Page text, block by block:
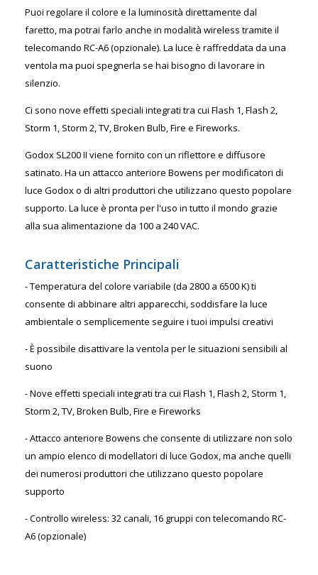
Puoi regolare il colore e la luminosità direttamente dal
faretto, ma potrai farlo anche in modalità wireless tramite il
telecomando RC-A6 (opzionale). La luce è raffreddata da una
ventola ma puoi spegnerla se hai bisogno di lavorare in
silenzio.
Ci sono nove effetti speciali integrati tra cui Flash 1, Flash 2,
Storm 1, Storm 2, TV, Broken Bulb, Fire e Fireworks.
Godox SL200 II viene fornito con un riflettore e diffusore
satinato. Ha un attacco anteriore Bowens per modificatori di
luce Godox o di altri produttori che utilizzano questo popolare
supporto. La luce è pronta per l'uso in tutto il mondo grazie
alla sua alimentazione da 100 a 240 VAC.
Caratteristiche Principali
- Temperatura del colore variabile (da 2800 a 6500 K) ti
consente di abbinare altri apparecchi, soddisfare la luce
ambientale o semplicemente seguire i tuoi impulsi creativi
- È possibile disattivare la ventola per le situazioni sensibili al
suono
- Nove effetti speciali integrati tra cui Flash 1, Flash 2, Storm 1,
Storm 2, TV, Broken Bulb, Fire e Fireworks
- Attacco anteriore Bowens che consente di utilizzare non solo
un ampio elenco di modellatori di luce Godox, ma anche quelli
dei numerosi produttori che utilizzano questo popolare
supporto
- Controllo wireless: 32 canali, 16 gruppi con telecomando RC-
A6 (opzionale)